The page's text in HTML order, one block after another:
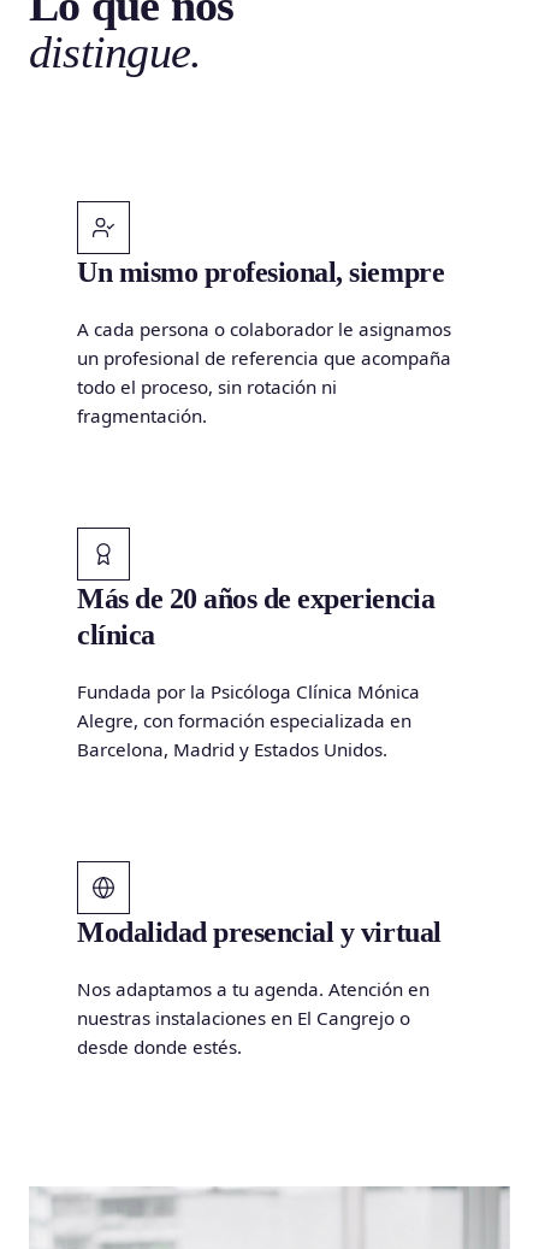
distingue.
Un mismo profesional, siempre
A cada persona o colaborador le asignamos
un profesional de referencia que acompaña
todo el proceso, sin rotación ni
fragmentación.
Más de 20 años de experiencia
clínica
Fundada por la Psicóloga Clínica Mónica
Alegre, con formación especializada en
Barcelona, Madrid y Estados Unidos.
Modalidad presencial y virtual
Nos adaptamos a tu agenda. Atención en
nuestras instalaciones en El Cangrejo o
desde donde estés.